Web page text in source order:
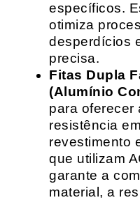
específicos.
otimiza
desperdícios
precisa.
Fitas Dupla
(Alumínio
para oferecer
resistência
revestimento
que utilizam
garante a
material, a